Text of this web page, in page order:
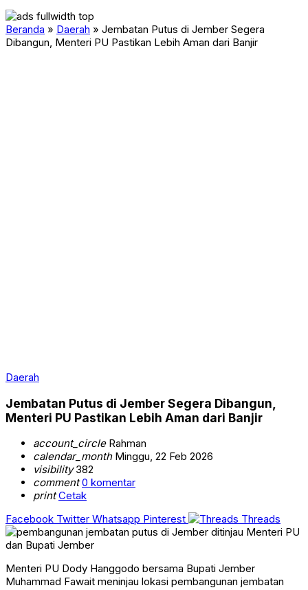
Beranda » Daerah » Jembatan Putus di Jember Segera
Dibangun, Menteri PU Pastikan Lebih Aman dari Banjir
Daerah
Jembatan Putus di Jember Segera Dibangun,
Menteri PU Pastikan Lebih Aman dari Banjir
account_circleRahman
calendar_monthMinggu, 22 Feb 2026
visibility382
comment 0 komentar
print Cetak
Facebook Twitter Whatsapp Pinterest Threads
Menteri PU Dody Hanggodo bersama Bupati Jember
Muhammad Fawait meninjau lokasi pembangunan jembatan